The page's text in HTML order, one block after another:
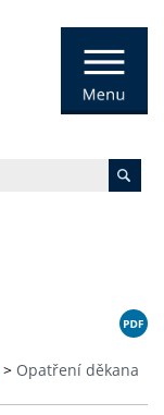
> Opatření děkana